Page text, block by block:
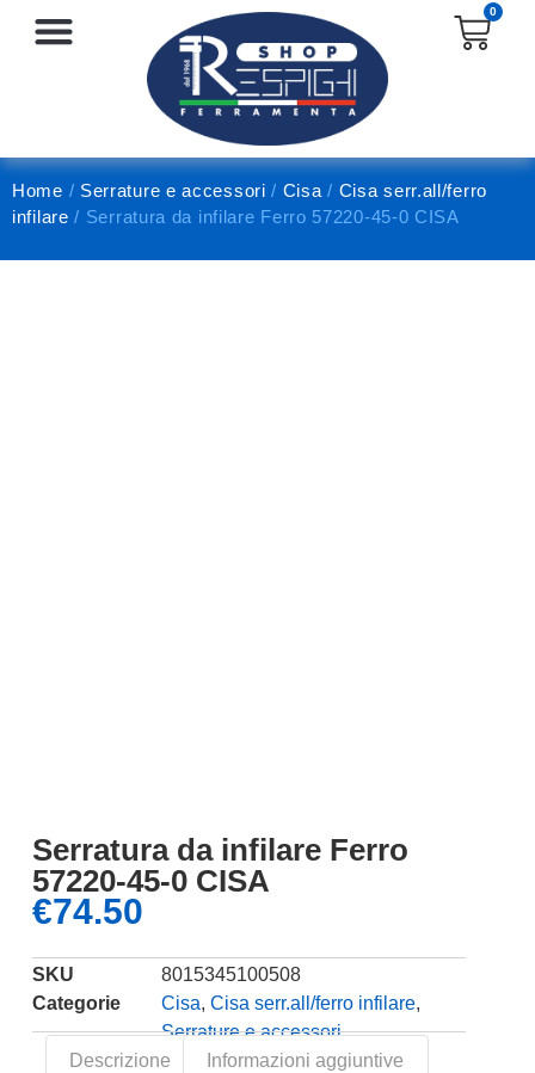
0
Home / Serrature e accessori / Cisa / Cisa serr.all/ferro
infilare / Serratura da infilare Ferro 57220-45-0 CISA
Serratura da infilare Ferro
57220-45-0 CISA
€74.50
SKU
8015345100508
Categorie
Cisa, Cisa serr.all/ferro infilare,
Serrature e accessori
Descrizione
Informazioni aggiuntive